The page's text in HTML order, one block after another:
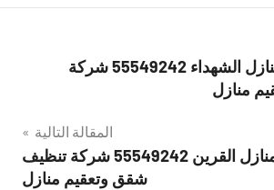
شركات تنظيف منازل الشهداء 55549242 شركة
منازل
المقالة التالية
شركات تنظيف منازل القرين 55549242 شركة تنظيف
شقق وتعقيم منازل